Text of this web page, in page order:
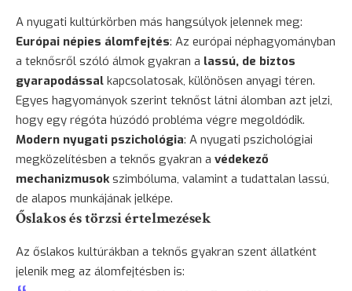
A nyugati kultúrkörben más hangsúlyok jelennek meg:
Európai népies álomfejtés: Az európai néphagyományban
a teknősről szóló álmok gyakran a lassú, de biztos
gyarapodással kapcsolatosak, különösen anyagi téren.
Egyes hagyományok szerint teknőst látni álomban azt jelzi,
hogy egy régóta húzódó probléma végre megoldódik.
Modern nyugati pszichológia: A nyugati pszichológiai
megközelítésben a teknős gyakran a védekező
mechanizmusokszimbóluma, valamint a tudattalan lassú,
de alapos munkájának jelképe.
Őslakos és törzsi értelmezések
Az őslakos kultúrákban a teknős gyakran szent állatként
jelenik meg az álomfejtésben is: